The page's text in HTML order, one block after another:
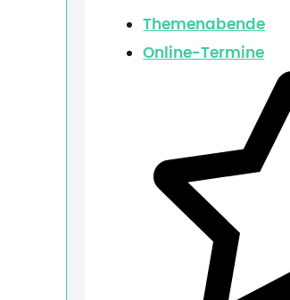
Themenabende
Online-Termine